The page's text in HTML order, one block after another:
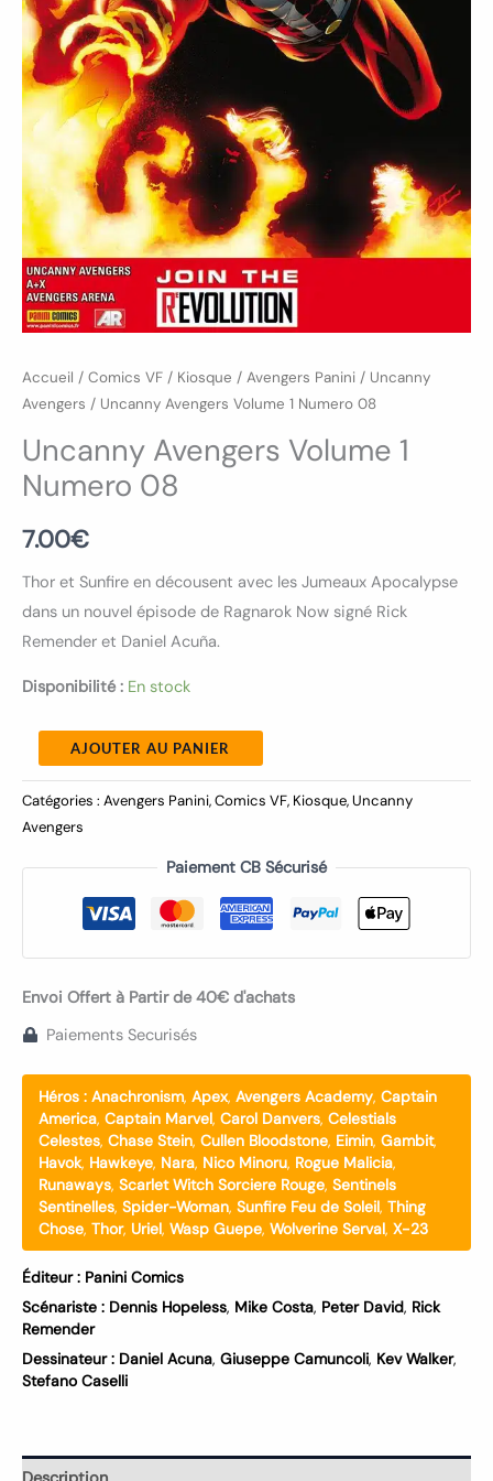
Accueil / Comics VF / Kiosque / Avengers Panini / Uncanny
Avengers / Uncanny Avengers Volume 1 Numero 08
Uncanny Avengers Volume 1
Numero 08
7.00€
Thor et Sunfire en décousent avec les Jumeaux Apocalypse
dans un nouvel épisode de Ragnarok Now signé Rick
Remender et Daniel Acuña.
Disponibilité : En stock
AJOUTER AU PANIER
Catégories : Avengers Panini,Comics VF, Kiosque,Uncanny
Avengers
Paiement CB Sécurisé
Envoi Offert à Partir de 40€ d'achats
Paiements Securisés
Héros : Anachronism, Apex, Avengers Academy, Captain
America, Captain Marvel, Carol Danvers, Celestials
Celestes, Chase Stein, Cullen Bloodstone, Eimin, Gambit,
Havok, Hawkeye, Nara, Nico Minoru, Rogue Malicia,
Runaways, Scarlet Witch Sorciere Rouge, Sentinels
Sentinelles, Spider-Woman, Sunfire Feu de Soleil, Thing
Chose, Thor, Uriel, Wasp Guepe, Wolverine Serval, X-23
Éditeur : Panini Comics
Scénariste : Dennis Hopeless, Mike Costa, Peter David, Rick
Remender
Dessinateur : Daniel Acuna, Giuseppe Camuncoli, Kev Walker,
Stefano Caselli